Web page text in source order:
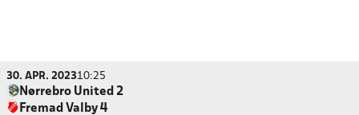
30. APR. 202310:25
Nørrebro United 2
Fremad Valby 4